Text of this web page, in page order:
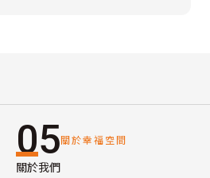
05關於幸福空間
關於我們